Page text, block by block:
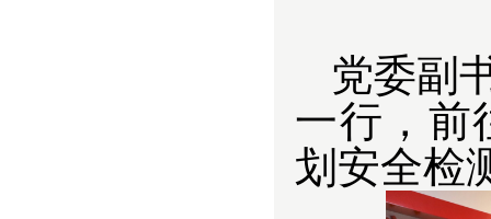
党委副
一行，前
划安全检